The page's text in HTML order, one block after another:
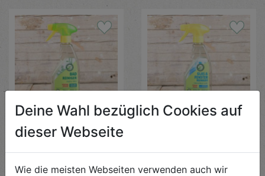
Badreiniger mit Sprayer
500ml
AlmaWin
€ 3,89
AlmaWin
€ 3,69
Deine Wahl bezüglich Cookies auf
dieser Webseite
Wie die meisten Webseiten verwenden auch wir